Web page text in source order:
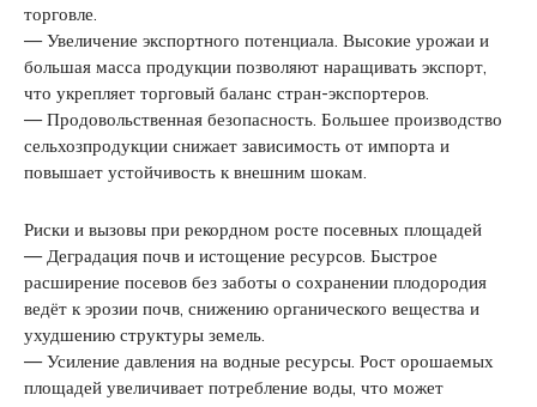
торговле.
— Увеличение экспортного потенциала. Высокие урожаи и
большая масса продукции позволяют наращивать экспорт,
что укрепляет торговый баланс стран-экспортеров.
— Продовольственная безопасность. Большее производство
сельхозпродукции снижает зависимость от импорта и
повышает устойчивость к внешним шокам.
Риски и вызовы при рекордном росте посевных площадей
— Деградация почв и истощение ресурсов. Быстрое
расширение посевов без заботы о сохранении плодородия
ведёт к эрозии почв, снижению органического вещества и
ухудшению структуры земель.
— Усиление давления на водные ресурсы. Рост орошаемых
площадей увеличивает потребление воды, что может